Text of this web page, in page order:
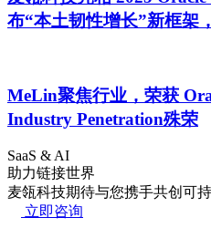
布“本土韧性增长”新框架
MeLin聚焦行业，荣获
Industry Penetration殊荣
SaaS & AI
助力链接世界
麦瓴科技期待与您携手共创可
立即咨询